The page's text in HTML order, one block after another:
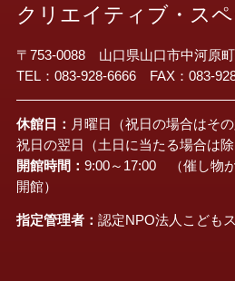
クリエイティブ・ス
〒753-0088 山口県山口市中河原
TEL：083-928-6666 FAX：083-
休館日： 月曜日（祝日の場合はその
祝日の翌日（土日に当たる場合は
開館時間： 9:00～17:00 （催し物
開館）
指定管理者： 認定NPO法人こども